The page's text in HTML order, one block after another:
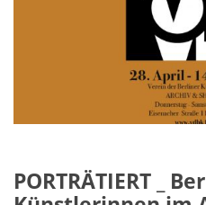
PORTRÄTIERT _